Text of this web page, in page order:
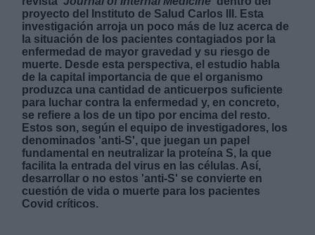
proyecto del Instituto de Salud Carlos III. Esta
investigación arroja un poco más de luz acerca de
la situación de los pacientes contagiados por la
enfermedad de mayor gravedad y su riesgo de
muerte. Desde esta perspectiva, el estudio habla
de la capital importancia de que el organismo
produzca una cantidad de anticuerpos suficiente
para luchar contra la enfermedad y, en concreto,
se refiere a los de un tipo por encima del resto.
Estos son, según el equipo de investigadores, los
denominados 'anti-S', que juegan un papel
fundamental en neutralizar la proteína S, la que
facilita la entrada del virus en las células. Así,
desarrollar o no estos 'anti-S' se convierte en
cuestión de vida o muerte para los pacientes
Covid críticos.
Derechos:
link
Información adicional
link